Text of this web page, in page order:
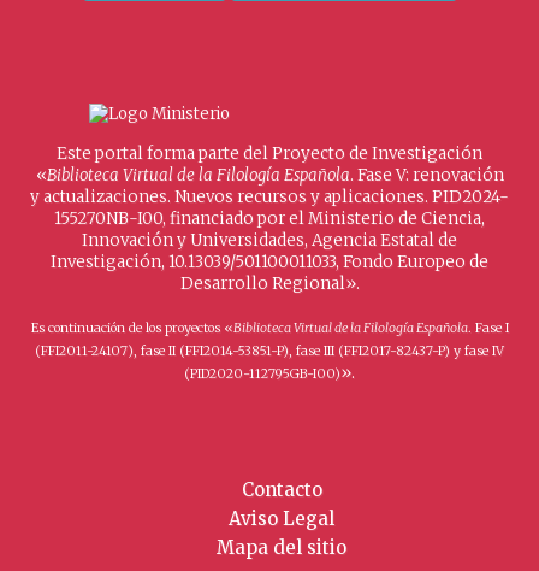
Este portal forma parte del Proyecto de Investigación
«Biblioteca Virtual de la Filología Española. Fase V: renovación
y actualizaciones. Nuevos recursos y aplicaciones. PID2024-
155270NB-I00, financiado por el Ministerio de Ciencia,
Innovación y Universidades, Agencia Estatal de
Investigación, 10.13039/501100011033, Fondo Europeo de
Desarrollo Regional».
Es continuación de los proyectos «Biblioteca Virtual de la Filología Española. Fase I
(FFI2011-24107), fase II (FFI2014-53851-P), fase III (FFI2017-82437-P) y fase IV
(PID2020-112795GB-I00)».
Contacto
Aviso Legal
Mapa del sitio